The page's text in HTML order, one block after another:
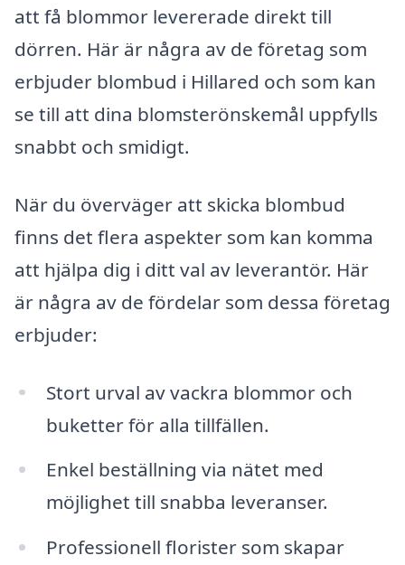
att få blommor levererade direkt till
dörren. Här är några av de företag som
erbjuder blombud i Hillared och som kan
se till att dina blomsterönskemål uppfylls
snabbt och smidigt.
När du överväger att skicka blombud
finns det flera aspekter som kan komma
att hjälpa dig i ditt val av leverantör. Här
är några av de fördelar som dessa företag
erbjuder:
Stort urval av vackra blommor och
buketter för alla tillfällen.
Enkel beställning via nätet med
möjlighet till snabba leveranser.
Professionell florister som skapar